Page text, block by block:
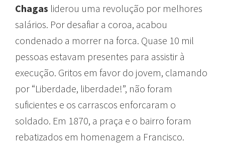
Chagas liderou uma revolução por melhores
salários. Por desafiar a coroa, acabou
condenado a morrer na forca. Quase 10 mil
pessoas estavam presentes para assistir à
execução. Gritos em favor do jovem, clamando
por “Liberdade, liberdade!”, não foram
suficientes e os carrascos enforcaram o
soldado. Em 1870, a praça e o bairro foram
rebatizados em homenagem a Francisco.